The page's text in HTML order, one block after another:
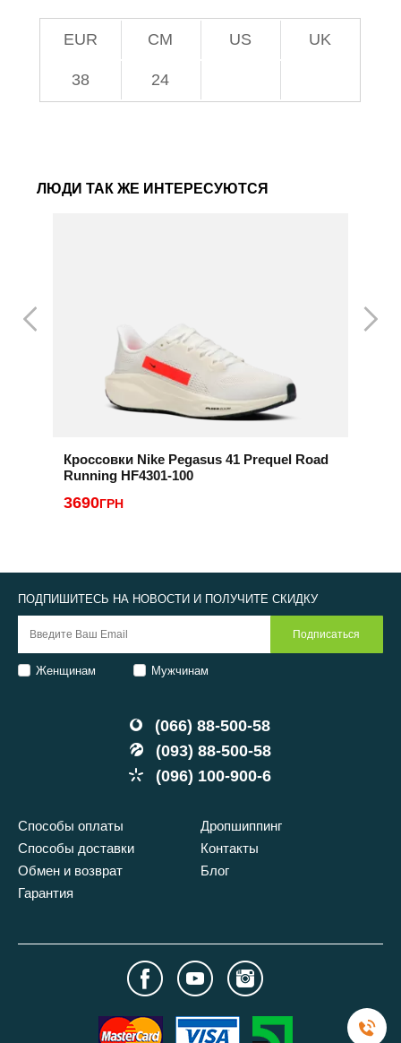
EUR СМ US UK
38 24
ЛЮДИ ТАК ЖЕ ИНТЕРЕСУЮТСЯ
Кроссовки Nike Pegasus 41 Prequel Road
Running HF4301-100
3690ГРН
(066) 88-500-58
(093) 88-500-58
(096) 100-900-6
Способы оплаты
Способы доставки
Обмен и возврат
Гарантия
Дропшиппинг
Контакты
Блог
ПОДПИШИТЕСЬ НА НОВОСТИ И ПОЛУЧИТЕ СКИДКУ
Женщинам Мужчинам